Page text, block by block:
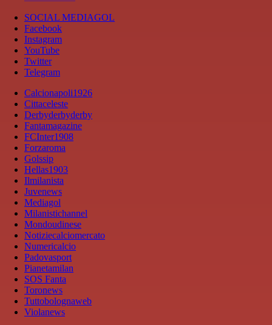
SOCIAL MEDIAGOL
Facebook
Instagram
YouTube
Twitter
Telegram
Calcionapoli1926
Cittaceleste
Derbyderbyderby
Fantamagazine
FCInter1908
Forzaroma
Golssip
Hellas1903
Ilmilanista
Juvenews
Mediagol
Milanistichannel
Mondoudinese
Notiziecalciomercato
Numericalcio
Padovasport
Pianetamilan
SOS Fanta
Toronews
Tuttobolognaweb
Violanews